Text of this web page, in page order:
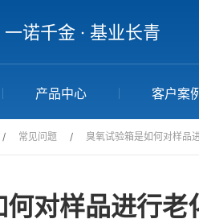
一诺千金 · 基业长青
产品中心 客户案例
/ 常见问题 / 臭氧试验箱是如何对样品
对样品进行老